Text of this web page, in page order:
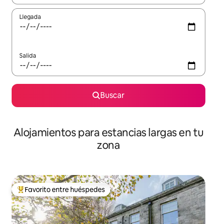
Llegada
Salida
Buscar
Alojamientos para estancias largas en tu
zona
De los mejores en Favorito entre huéspedes
Favorito entre huéspedes